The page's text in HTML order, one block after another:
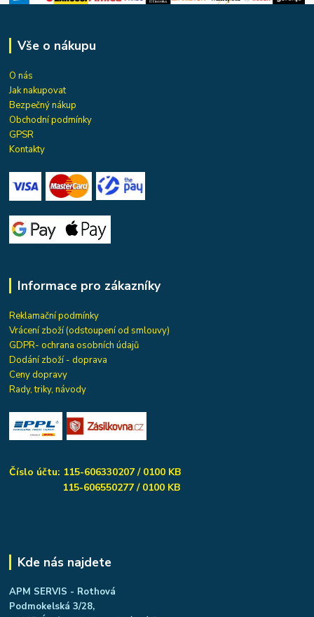
Vše o nákupu
O nás
Jak nakupovat
Bezpečný nákup
Obchodní podmínky
GPSR
Kontakty
Informace pro zákazníky
Reklamační podmínky
Vrácení zboží (odstoupení od smlouvy)
GDPR- ochrana osobních údajů
Dodání zboží - doprava
Ceny dopravy
Rady, triky, návody
Číslo účtu: 115-606330207 / 0100 KB
115-606550277 / 0100 KB
Kde nás najdete
APM SERVIS - Rothová
Podmokelská 3/28,